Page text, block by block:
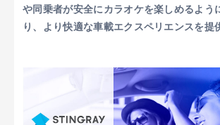
や同乗者が安全にカラオケを楽しめるよう
り、より快適な車載エクスペリエンスを提